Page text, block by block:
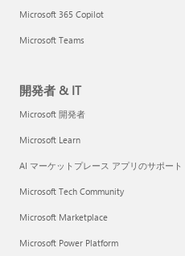
Microsoft 365 Copilot
Microsoft Teams
開発者 & IT
Microsoft 開発者
Microsoft Learn
AI マーケットプレース アプリのサポート
Microsoft Tech Community
Microsoft Marketplace
Microsoft Power Platform